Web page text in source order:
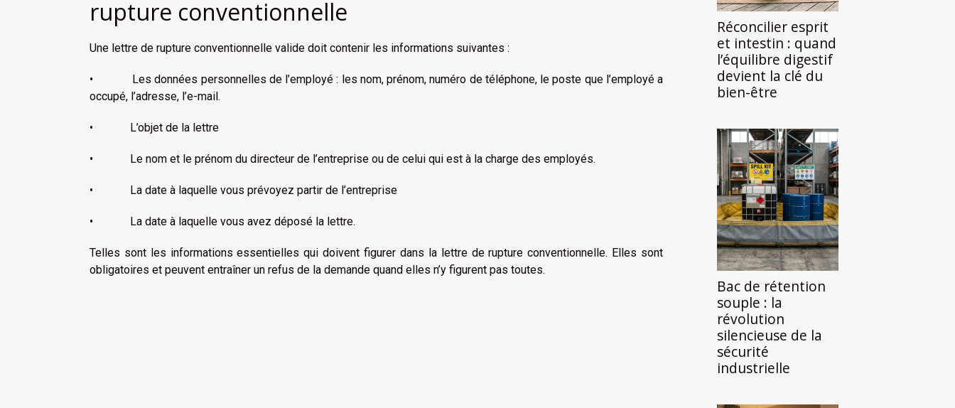
rupture conventionnelle
Une lettre de rupture conventionnelle valide doit contenir les informations suivantes :
• Les données personnelles de l’employé : les nom, prénom, numéro de téléphone, le poste que l’employé a
occupé, l’adresse, l’e-mail.
• L’objet de la lettre
• Le nom et le prénom du directeur de l’entreprise ou de celui qui est à la charge des employés.
• La date à laquelle vous prévoyez partir de l’entreprise
• La date à laquelle vous avez déposé la lettre.
Telles sont les informations essentielles qui doivent figurer dans la lettre de rupture conventionnelle. Elles sont
obligatoires et peuvent entraîner un refus de la demande quand elles n’y figurent pas toutes.
Réconcilier esprit
et intestin : quand
l’équilibre digestif
devient la clé du
bien-être
Bac de rétention
souple : la
révolution
silencieuse de la
sécurité
industrielle